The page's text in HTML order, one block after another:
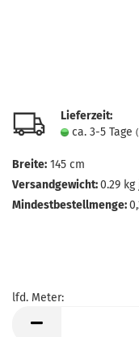
Lieferzeit:
ca. 3-5 Tage
Breite: 145 cm
Versandgewicht:0.29
Mindestbestellmenge:
lfd. Meter:
Meter